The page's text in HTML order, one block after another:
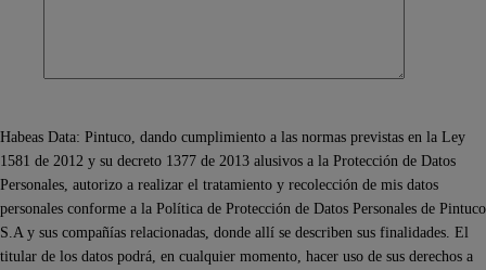
Habeas Data: Pintuco, dando cumplimiento a las normas previstas en la Ley
1581 de 2012 y su decreto 1377 de 2013 alusivos a la Protección de Datos
Personales, autorizo a realizar el tratamiento y recolección de mis datos
personales conforme a la Política de Protección de Datos Personales de Pintuco
S.A y sus compañías relacionadas, donde allí se describen sus finalidades. El
titular de los datos podrá, en cualquier momento, hacer uso de sus derechos a